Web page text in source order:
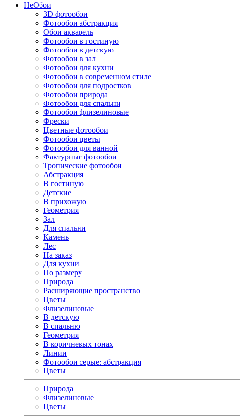
НеОбои
3D фотообои
Фотообои абстракция
Обои акварель
Фотообои в гостиную
Фотообои в детскую
Фотообои в зал
Фотообои для кухни
Фотообои в современном стиле
Фотообои для подростков
Фотообои природа
Фотообои для спальни
Фотообои флизелиновые
Фрески
Цветные фотообои
Фотообои цветы
Фотообои для ванной
Фактурные фотообои
Тропические фотообои
Абстракция
В гостиную
Детские
В прихожую
Геометрия
Зал
Для спальни
Камень
Лес
На заказ
Для кухни
По размеру
Природа
Расширяющие пространство
Цветы
Флизелиновые
В детскую
В спальню
Геометрия
В коричневых тонах
Линии
Фотообои серые: абстракция
Цветы
Природа
Флизелиновые
Цветы